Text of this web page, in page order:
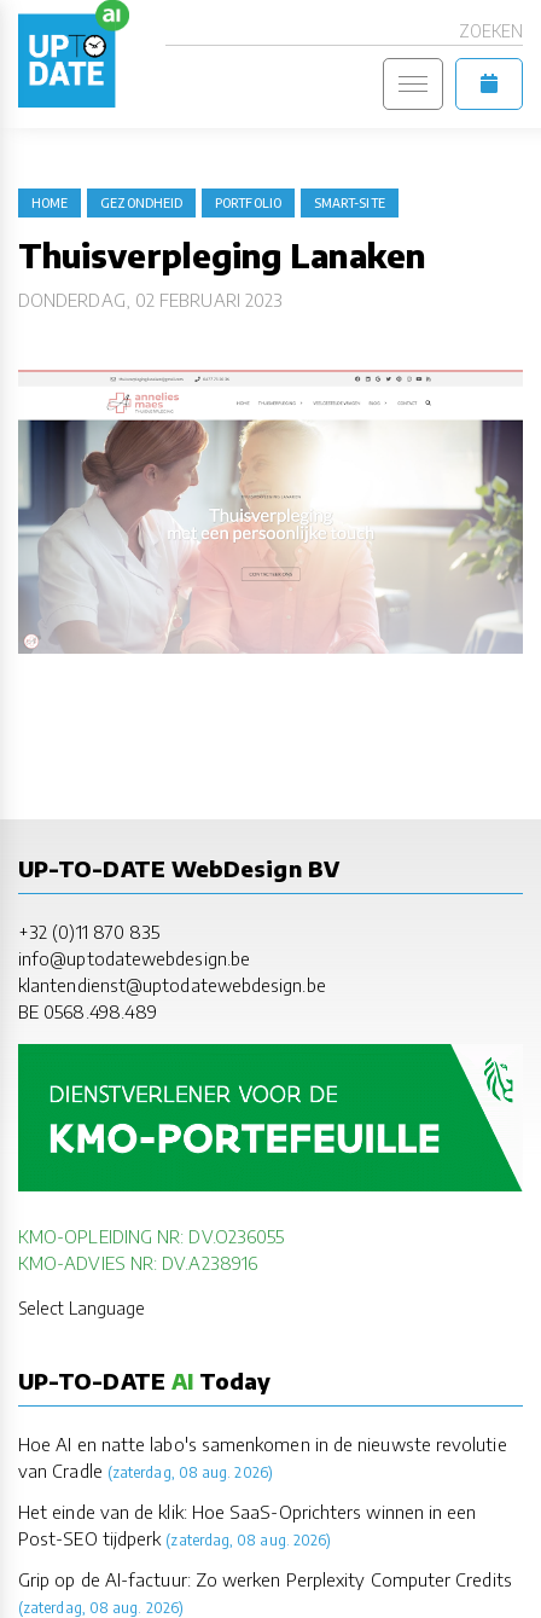
ZOEKEN
HOME GEZONDHEID PORTFOLIO SMART-SITE
Thuisverpleging Lanaken
DONDERDAG, 02 FEBRUARI 2023
UP-TO-DATE WebDesign BV
+32 (0)11 870 835
info@uptodatewebdesign.be
klantendienst@uptodatewebdesign.be
BE 0568.498.489
KMO-OPLEIDING NR: DV.O236055
KMO-ADVIES NR: DV.A238916
Select Language
UP-TO-DATE AI Today
Hoe AI en natte labo's samenkomen in de nieuwste revolutie
van Cradle (zaterdag, 08 aug. 2026)
Het einde van de klik: Hoe SaaS-Oprichters winnen in een
Post-SEO tijdperk (zaterdag, 08 aug. 2026)
Grip op de AI-factuur: Zo werken Perplexity Computer Credits
(zaterdag, 08 aug. 2026)